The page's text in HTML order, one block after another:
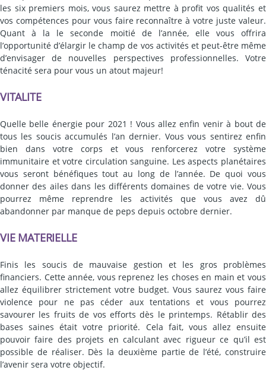
les six premiers mois, vous saurez mettre à profit vos qualités et
vos compétences pour vous faire reconnaître à votre juste valeur.
Quant à la le seconde moitié de l’année, elle vous offrira
l’opportunité d’élargir le champ de vos activités et peut-être même
d’envisager de nouvelles perspectives professionnelles. Votre
ténacité sera pour vous un atout majeur!
VITALITE
Quelle belle énergie pour 2021 ! Vous allez enfin venir à bout de
tous les soucis accumulés l’an dernier. Vous vous sentirez enfin
bien dans votre corps et vous renforcerez votre système
immunitaire et votre circulation sanguine. Les aspects planétaires
vous seront bénéfiques tout au long de l’année. De quoi vous
donner des ailes dans les différents domaines de votre vie. Vous
pourrez même reprendre les activités que vous avez dû
abandonner par manque de peps depuis octobre dernier.
VIE MATERIELLE
Finis les soucis de mauvaise gestion et les gros problèmes
financiers. Cette année, vous reprenez les choses en main et vous
allez équilibrer strictement votre budget. Vous saurez vous faire
violence pour ne pas céder aux tentations et vous pourrez
savourer les fruits de vos efforts dès le printemps. Rétablir des
bases saines était votre priorité. Cela fait, vous allez ensuite
pouvoir faire des projets en calculant avec rigueur ce qu’il est
possible de réaliser. Dès la deuxième partie de l’été, construire
l’avenir sera votre objectif.